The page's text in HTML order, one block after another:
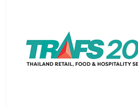
ประเทศไทย,